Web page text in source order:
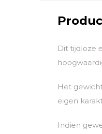
Dit tijdloze
Het
eigen
Indien